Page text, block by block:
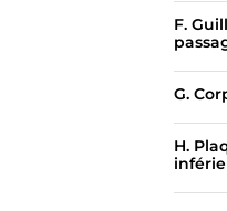
F.
G.
H.